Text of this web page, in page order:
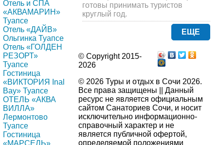
Отель и СПА
«АКВАМАРИН»
Туапсе
Отель «ДАЙВ»
Ольгинка Туапсе
Отель «ГОЛДЕН
РЕЗОРТ»
Туапсе
Гостиница
«ВИКТОРИЯ Inal
Bay» Туапсе
ОТЕЛЬ «АКВА
ВИЛЛА»
Лермонтово
Туапсе
Гостиница
«МАРСЕЛЬ»
готовы принимать туристов
круглый год.
ЕЩЕ
© Copyright 2015-
2026
© 2026 Туры и отдых в Сочи 2026.
Все права защищены || Данный
ресурс не является официальным
сайтом Санаториев Сочи, и носит
исключительно информационно-
справочный характер и не
является публичной офертой,
определяемой положениями